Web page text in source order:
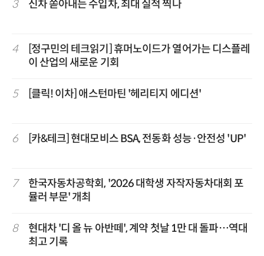
3 신차 쏟아내는 수입차, 최대 실적 찍나
4
[정구민의 테크읽기] 휴머노이드가 열어가는 디스플레
이 산업의 새로운 기회
5 [클릭! 이차] 애스턴마틴 '헤리티지 에디션'
6 [카&테크] 현대모비스 BSA, 전동화 성능·안전성 'UP'
7
한국자동차공학회, '2026 대학생 자작자동차대회 포
뮬러 부문' 개최
8
현대차 '디 올 뉴 아반떼', 계약 첫날 1만 대 돌파…역대
최고 기록